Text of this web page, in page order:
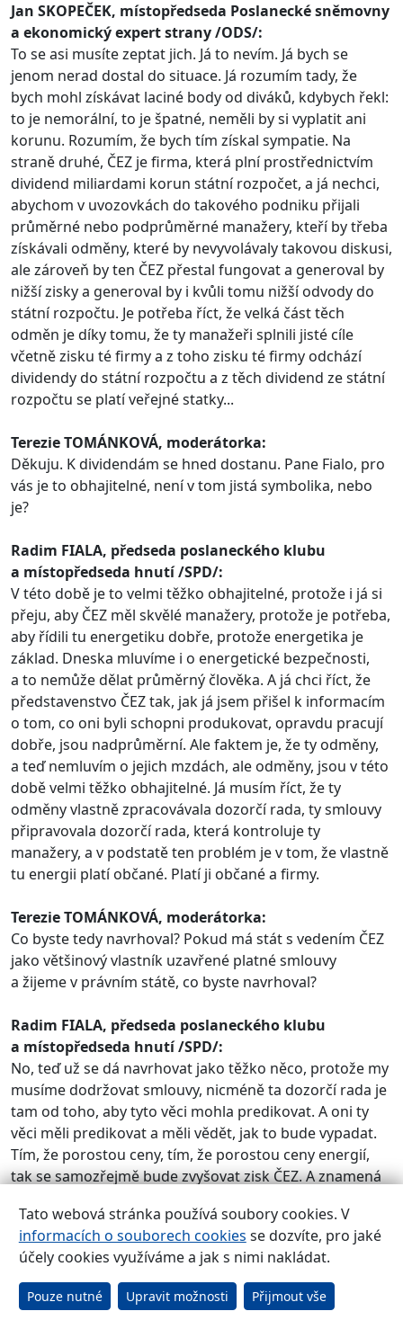
Jan SKOPEČEK, místopředseda Poslanecké sněmovny
a ekonomický expert strany /ODS/:
To se asi musíte zeptat jich. Já to nevím. Já bych se
jenom nerad dostal do situace. Já rozumím tady, že
bych mohl získávat laciné body od diváků, kdybych řekl:
to je nemorální, to je špatné, neměli by si vyplatit ani
korunu. Rozumím, že bych tím získal sympatie. Na
straně druhé, ČEZ je firma, která plní prostřednictvím
dividend miliardami korun státní rozpočet, a já nechci,
abychom v uvozovkách do takového podniku přijali
průměrné nebo podprůměrné manažery, kteří by třeba
získávali odměny, které by nevyvolávaly takovou diskusi,
ale zároveň by ten ČEZ přestal fungovat a generoval by
nižší zisky a generoval by i kvůli tomu nižší odvody do
státní rozpočtu. Je potřeba říct, že velká část těch
odměn je díky tomu, že ty manažeři splnili jisté cíle
včetně zisku té firmy a z toho zisku té firmy odchází
dividendy do státní rozpočtu a z těch dividend ze státní
rozpočtu se platí veřejné statky...
Terezie TOMÁNKOVÁ, moderátorka:
Děkuju. K dividendám se hned dostanu. Pane Fialo, pro
vás je to obhajitelné, není v tom jistá symbolika, nebo
je?
Radim FIALA, předseda poslaneckého klubu
a místopředseda hnutí /SPD/:
V této době je to velmi těžko obhajitelné, protože i já si
přeju, aby ČEZ měl skvělé manažery, protože je potřeba,
aby řídili tu energetiku dobře, protože energetika je
základ. Dneska mluvíme i o energetické bezpečnosti,
a to nemůže dělat průměrný člověka. A já chci říct, že
představenstvo ČEZ tak, jak já jsem přišel k informacím
o tom, co oni byli schopni produkovat, opravdu pracují
dobře, jsou nadprůměrní. Ale faktem je, že ty odměny,
a teď nemluvím o jejich mzdách, ale odměny, jsou v této
době velmi těžko obhajitelné. Já musím říct, že ty
odměny vlastně zpracovávala dozorčí rada, ty smlouvy
připravovala dozorčí rada, která kontroluje ty
manažery, a v podstatě ten problém je v tom, že vlastně
tu energii platí občané. Platí ji občané a firmy.
Terezie TOMÁNKOVÁ, moderátorka:
Co byste tedy navrhoval? Pokud má stát s vedením ČEZ
jako většinový vlastník uzavřené platné smlouvy
a žijeme v právním státě, co byste navrhoval?
Radim FIALA, předseda poslaneckého klubu
a místopředseda hnutí /SPD/:
No, teď už se dá navrhovat jako těžko něco, protože my
musíme dodržovat smlouvy, nicméně ta dozorčí rada je
tam od toho, aby tyto věci mohla predikovat. A oni ty
věci měli predikovat a měli vědět, jak to bude vypadat.
Tím, že porostou ceny, tím, že porostou ceny energií,
tak se samozřejmě bude zvyšovat zisk ČEZ. A znamená
měla ta dozorčí rada reagovat.
Jan SKOPEČEK, místopředseda Poslanecké sněmovny
a ekonomický expert strany /ODS/:
Ještě je potřeba říci, že vlastně ty odměny, které si
Tato webová stránka používá soubory cookies. V
informacích o souborech cookies se dozvíte, pro jaké
účely cookies využíváme a jak s nimi nakládat.
Pouze nutné Upravit možnosti Přijmout vše